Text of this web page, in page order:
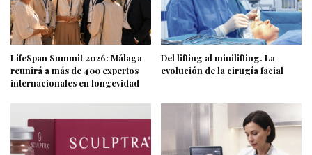
LifeSpan Summit 2026: Málaga
reunirá a más de 400 expertos
internacionales en longevidad
Del lifting al minilifting. La
evolución de la cirugía facial